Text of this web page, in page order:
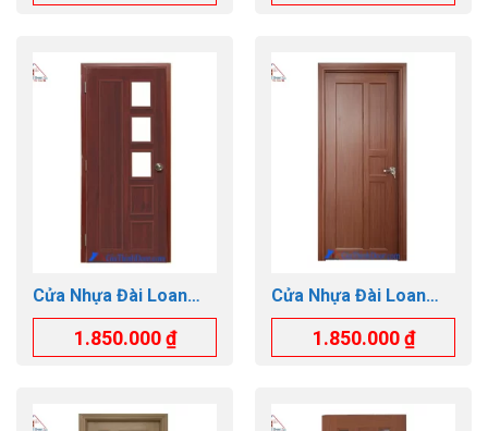
Cửa Nhựa Đài Loan
GTD.YB-30
1.850.000₫
Cửa Nhựa Đài Loan
GTD.YY-25 Thay kính
và lá sách
1.850.000₫